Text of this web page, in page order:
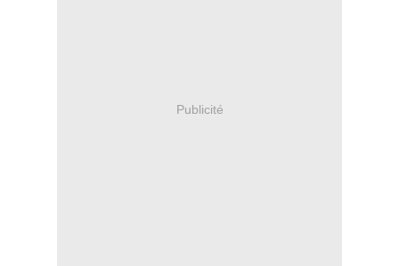
Publicité